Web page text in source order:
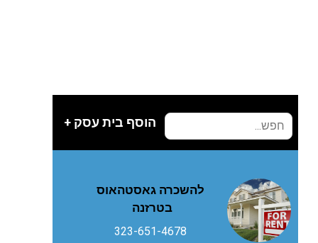
הוסף בית עסק +
להשכרה גאסטהאוס
בטרזנה
323-651-4678